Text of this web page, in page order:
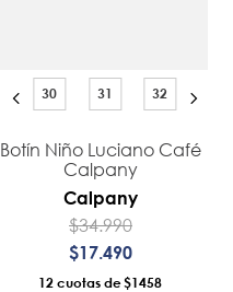
30 31 32
Botín Niño Luciano Café
Calpany
Calpany
$34.990
$17.490
12 $1458